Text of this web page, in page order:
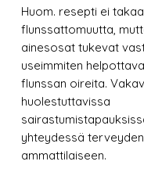
Huom. resepti ei takaa
flunssattomuutta,
ainesosat tukevat
useimmiten
flunssan oireita.
huolestuttavissa
yhteydessä
ammattilaiseen.